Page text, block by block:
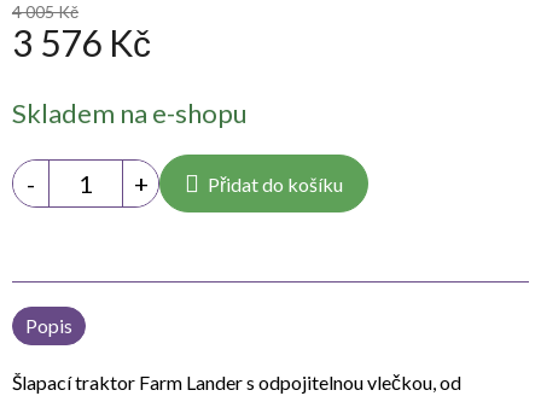
4 005 Kč
3 576 Kč
cena:
Skladem na e-shopu
Přidat do košíku
Popis
Šlapací traktor Farm Lander s odpojitelnou vlečkou, od